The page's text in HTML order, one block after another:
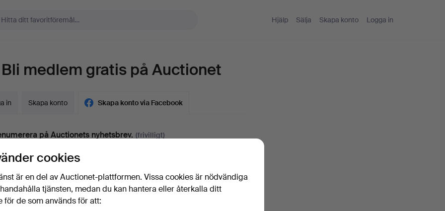
Hjälp Sälja Skapa konto Logga in
Bli medlem gratis på Auctionet
in Skapa konto Skapa konto via Facebook
på Auctionets nyhetsbrev. (frivilligt)
experttips, utvalda föremål och inspiration. Om du ångrar dig kan du enkelt
är över 18 år och jag godkänneranvändarvillkoren,köpvillkoren
att jag har tagit del av integritetspolicyn .
cookies
är en del av Auctionet-plattformen. Vissa cookies är nödvändiga
tjänsten, medan du kan hantera eller återkalla ditt
för de som används för att: